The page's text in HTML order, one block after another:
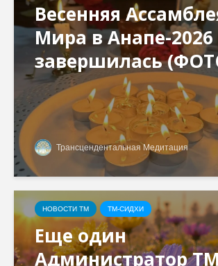
Весенняя
Мира в Анапе-2026
завершилась
Трансцендентальная Медитация
НОВОСТИ ТМ ТМ-СИДХИ
Еще один
Администратор